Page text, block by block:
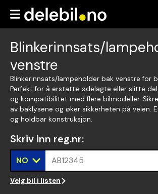
Blinkerinnsats/
venstre
Blinkerinnsats/lampeholder bak venstre for
Perfekt for å erstatte ødelagte eller slitte
og kompatibilitet med flere bilmodeller.
av baklysene og øker sikkerheten på veien.
og holdbar konstruksjon.
Skriv inn reg.nr:
NO AB12345
Velg bil i listen